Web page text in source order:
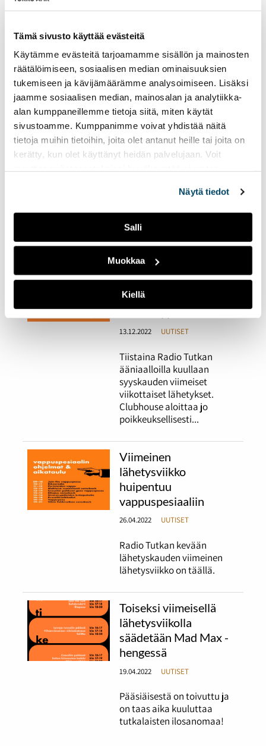
Tämä sivusto käyttää evästeitä
Käytämme evästeitä tarjoamamme sisällön ja mainosten
räätälöimiseen, sosiaalisen median ominaisuuksien
tukemiseen ja kävijämäärämme analysoimiseen. Lisäksi
jaamme sosiaalisen median, mainosalan ja analytiikka-
alan kumppaneillemme tietoja siitä, miten käytät
sivustoamme. Kumppanimme voivat yhdistää näitä
tietoja muihin tietoihin, joita olet antanut heille tai joita on
kerätty, kun olet käyttänyt heidän palvelujaan. Voit
Näytä tiedot
Salli
Muokkaa
Kiellä
Radio Tutkan kevätkautta
on jäljellä enää kaksi
viikkoa.
Radio Tutkan toisella
lähetysviikolla
pääteemana on
ystävyys
14.02.2023 UUTISET
näkyy ja kuuluu ystäväpäivä
Pikkulaskiainen.
Radio Tutkan
perinteinen
jouluspesiaali päättää
radion syyskauden
13.12.2022 UUTISET
Tiistaina Radio Tutkan
ääniaalloilla kuullaan
syyskauden viimeiset
viikottaiset lähetykset.
Clubhouse aloittaa jo
poikkeuksellisesti...
Viimeinen
lähetysviikko
huipentuu
vappuspesiaaliin
26.04.2022 UUTISET
Radio Tutkan kevään
lähetyskauden viimeinen
lähetysviikko on täällä.
Toiseksi viimeisellä
lähetysviikolla
säädetään Mad Max -
hengessä
19.04.2022 UUTISET
Pääsiäisestä on toivuttu ja
on taas aika kuuluttaa
tutkalaisten ilosanomaa!